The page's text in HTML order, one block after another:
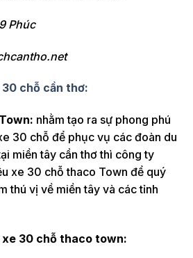
Phúc
chỗ cần thơ:
nhằm tạo ra sự phong phú
30 chỗ để phục vụ các đoàn du
miền tây cần thơ thì công ty
xe 30 chỗ thaco Town để quý
thú vị về miền tây và các tỉnh
30 chỗ thaco town: